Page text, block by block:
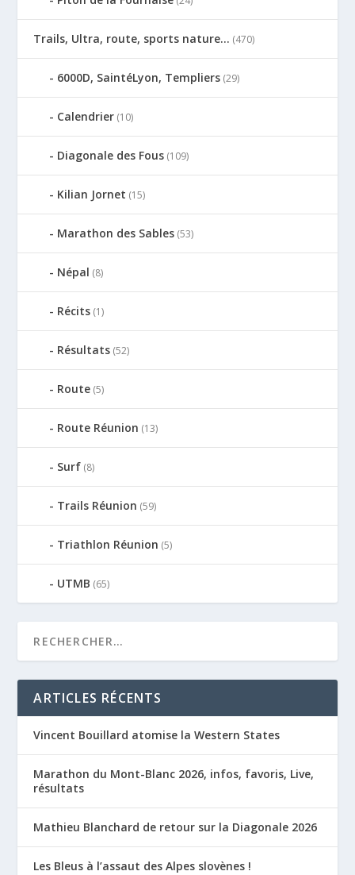
Trails, Ultra, route, sports nature… (470)
6000D, SaintéLyon, Templiers (29)
Calendrier (10)
Diagonale des Fous (109)
Kilian Jornet (15)
Marathon des Sables (53)
Népal (8)
Récits (1)
Résultats (52)
Route (5)
Route Réunion (13)
Surf (8)
Trails Réunion (59)
Triathlon Réunion (5)
UTMB (65)
ARTICLES RÉCENTS
Vincent Bouillard atomise la Western States
Marathon du Mont-Blanc 2026, infos, favoris, Live,
résultats
Mathieu Blanchard de retour sur la Diagonale 2026
Les Bleus à l’assaut des Alpes slovènes !